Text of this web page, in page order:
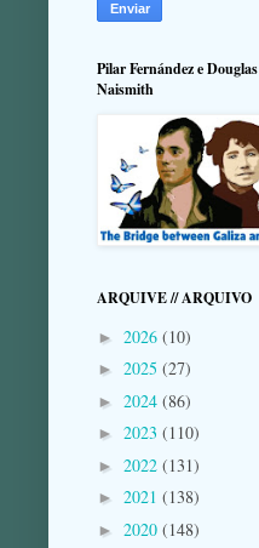
Pilar Fernández e Douglas
Naismith
ARQUIVE // ARQUIVO
► 2026 (10)
► 2025 (27)
► 2024 (86)
► 2023 (110)
► 2022 (131)
► 2021 (138)
► 2020 (148)